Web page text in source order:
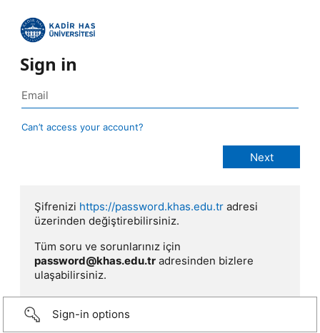
Sign in
Can’t access your account?
Şifrenizi https://password.khas.edu.tr adresi
üzerinden değiştirebilirsiniz.
Tüm soru ve sorunlarınız için
password@khas.edu.tr adresinden bizlere
ulaşabilirsiniz.
Sign-in options